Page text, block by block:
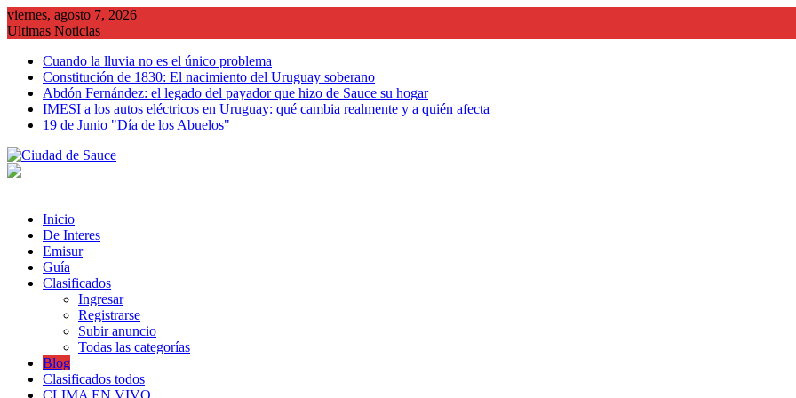
Saltar
al
viernes, agosto 7, 2026
Ultimas Noticias
Cuando la lluvia no es el único problema
Constitución de 1830: El nacimiento del Uruguay soberano
Abdón Fernández: el legado del payador que hizo de Sauce su hogar
IMESI a los autos eléctricos en Uruguay: qué cambia realmente y a quién afecta
19 de Junio "Día de los Abuelos"
Inicio
De Interes
Emisur
Guía
Clasificados
Ingresar
Registrarse
Subir anuncio
Todas las categorías
Blog
Clasificados todos
CLIMA EN VIVO